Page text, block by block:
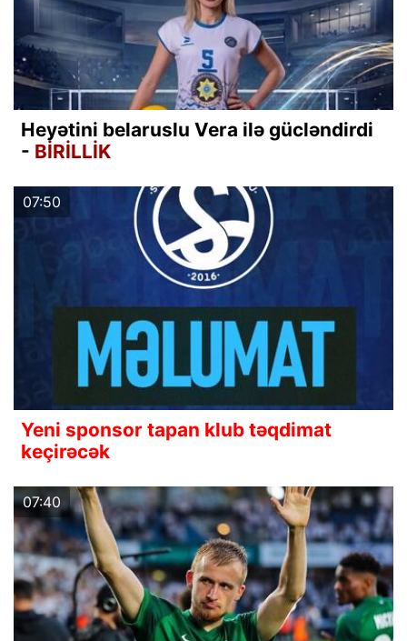
Heyətini belaruslu Vera ilə gücləndirdi
- BİRİLLİK
07:50
Yeni sponsor tapan klub təqdimat
keçirəcək
07:40